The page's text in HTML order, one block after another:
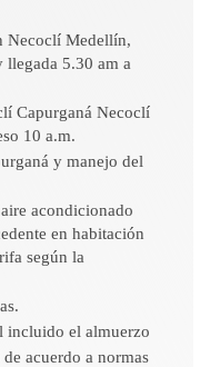
Necoclí Medellín,
llegada 5.30 am a
Capurganá Necoclí
10 a.m.
y manejo del
acondicionado
en habitación
según la
incluido el almuerzo
acuerdo a normas